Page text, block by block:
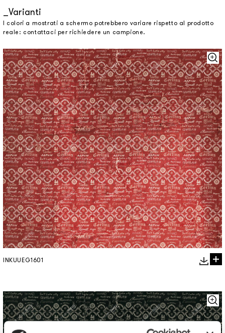
Varianti
I colori a mostrati a schermo potrebbero variare rispetto al prodotto
reale: contattaci per richiedere un campione.
INKUUEG1601